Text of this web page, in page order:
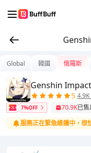
Global 韓國 俄羅斯
Genshin Impact
5
7%OFF 70.9K已售
服務正在緊急維護中，很